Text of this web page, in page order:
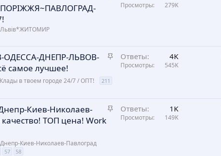
л
Просмотры 279K
З
п
ОДЕССА-ДНЕПР-ЛЬВОВ-
самое лучшее!
Клады в твоем городе 24/7 / ОПТ!
211
Ответы 4K
Просмотры 545K
З
Киев-Николаев-
ТОП цена! Work
Киев-Николаев-Павлоград
57 58
Ответы 1K
Просмотры 149K